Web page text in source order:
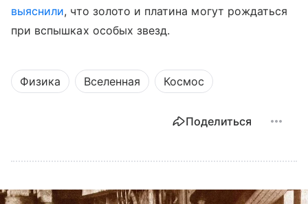
выяснили, что золото и платина могут рождаться
при вспышках особых звезд.
Физика Вселенная Космос
Поделиться